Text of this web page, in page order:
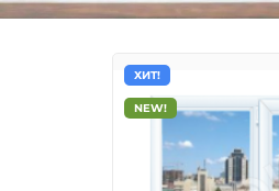
ХИТ!
NEW!